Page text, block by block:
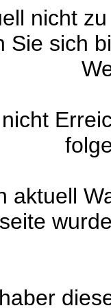
nicht
Sie sich
aktuell